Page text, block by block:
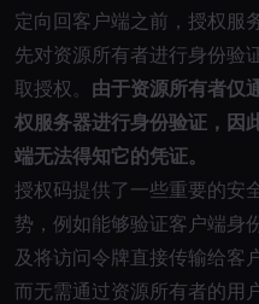
定向回客户端之前，授权服
先对资源所有者进行身份验
取授权。 由于资源所有者仅
权服务器进行身份验证，因
端无法得知它的凭证。
授权码提供了一些重要的安
势，例如能够验证客户端身
及将访问令牌直接传输给客
而无需通过资源所有者的用